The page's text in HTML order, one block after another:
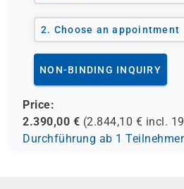
2. Choose an appointment
NON-BINDING INQUIRY
Price:
2.390,00 € (2.844,10 € incl.
Durchführung ab 1 Teilnehmer